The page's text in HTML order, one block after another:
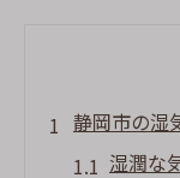
静岡市の湿
湿潤な